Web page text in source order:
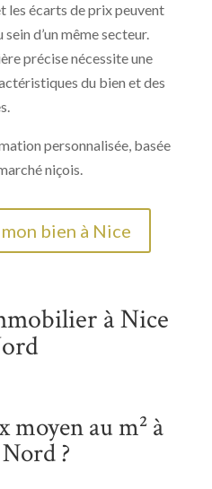
les écarts de prix peuvent
d’un même secteur.
précise nécessite une
du bien et des
personnalisée, basée
niçois.
bien à Nice
à Nice
moyen au m² à
?